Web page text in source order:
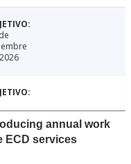
annual work
ECD services